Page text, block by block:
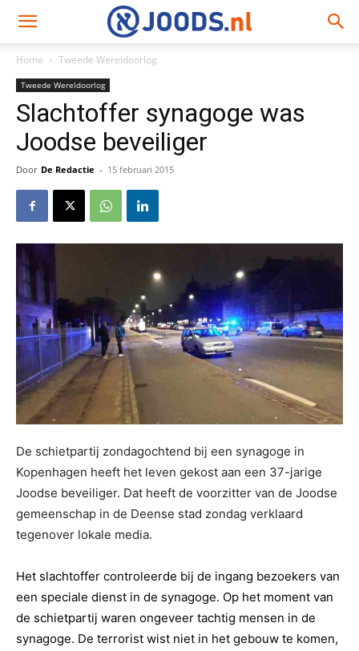
Home Tweede Wereldoorlog
Tweede Wereldoorlog
Slachtoffer synagoge was
Joodse beveiliger
Door De Redactie - 15 februari 2015
De schietpartij zondagochtend bij een synagoge in
Kopenhagen heeft het leven gekost aan een 37-jarige
Joodse beveiliger. Dat heeft de voorzitter van de Joodse
gemeenschap in de Deense stad zondag verklaard
tegenover lokale media.
Het slachtoffer controleerde bij de ingang bezoekers van
een speciale dienst in de synagoge. Op het moment van
de schietpartij waren ongeveer tachtig mensen in de
synagoge. De terrorist wist niet in het gebouw te komen,